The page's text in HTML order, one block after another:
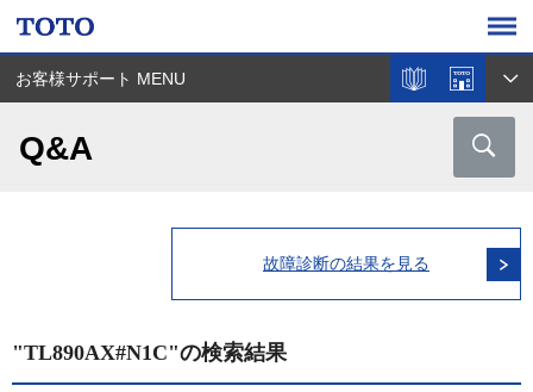
お客様サポート MENU
Q&A
故障診断の結果を見る
"TL890AX#N1C"の検索結果